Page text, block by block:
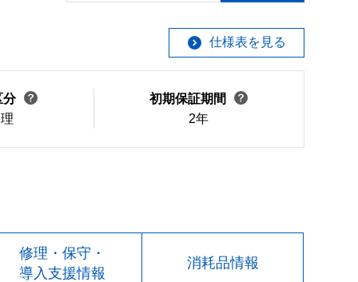
仕様表を見る
分
初期保証期間
2年
修理・保守・
導入支援情報
消耗品情報